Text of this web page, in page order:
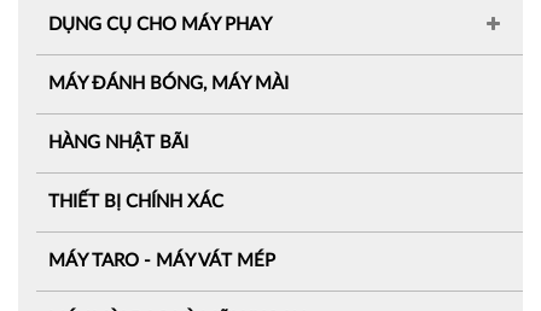
DỤNG CỤ CHO MÁY PHAY
MÁY ĐÁNH BÓNG, MÁY MÀI
HÀNG NHẬT BÃI
THIẾT BỊ CHÍNH XÁC
MÁY TARO - MÁY VÁT MÉP